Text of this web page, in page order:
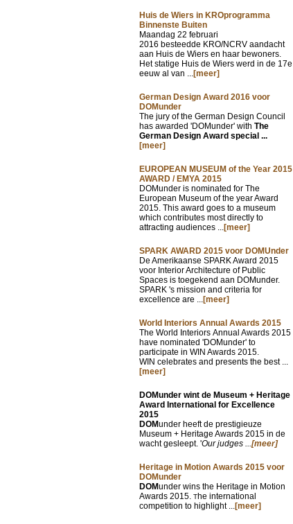
Huis de Wiers in KROprogramma
Binnenste Buiten
Maandag 22 februari
2016 besteedde KRO/NCRV aandacht
aan Huis de Wiers en haar bewoners.
Het statige Huis de Wiers werd in de 17e
eeuw al van ...[meer]
German Design Award 2016 voor
DOMunder
The jury of the German Design Council
has awarded 'DOMunder' with The
German Design Award special ...
[meer]
EUROPEAN MUSEUM of the Year 2015
AWARD / EMYA 2015
DOMunder is nominated for The
European Museum of the year Award
2015. This award goes to a museum
which contributes most directly to
attracting audiences ...[meer]
SPARK AWARD 2015 voor DOMUnder
De Amerikaanse SPARK Award 2015
voor Interior Architecture of Public
Spaces is toegekend aan DOMunder.
SPARK 's mission and criteria for
excellence are ...[meer]
World Interiors Annual Awards 2015
The World Interiors Annual Awards 2015
have nominated 'DOMunder' to
participate in WIN Awards 2015.
WIN celebrates and presents the best ...
[meer]
DOMunder wint de Museum + Heritage
Award International for Excellence
2015
DOMunder heeft de prestigieuze
Museum + Heritage Awards 2015 in de
wacht gesleept. 'Our judges ...[meer]
Heritage in Motion Awards 2015 voor
DOMunder
DOMunder wins the Heritage in Motion
Awards 2015. The international
competition to highlight ...[meer]